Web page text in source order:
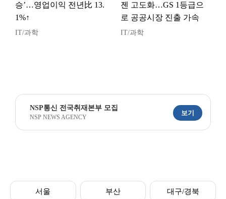
승’…영업이익 전년比 13.
1%↑
IT/과학
젠 고도화…GS 1등급으
로 공공시장 진출 가속
IT/과학
NSP통신 전국취재본부 모집
NSP NEWS AGENCY
보기
서울 부산 대구/경북